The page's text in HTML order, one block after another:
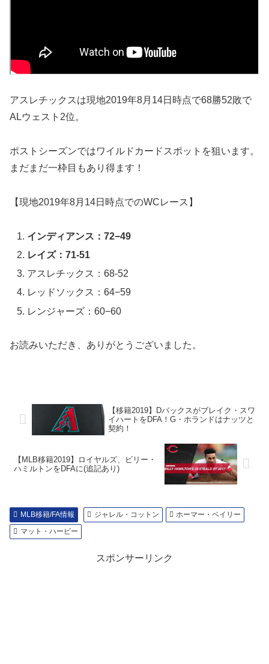
アスレチックスは現地2019年8月14日時点で68勝52敗で
ALウェスト2位。
ポストシーズンではワイルドカードスポットを狙います。
まだまだ一枠目もあり得ます！
【現地2019年8月14日時点でのWCレース】
インディアンス：72−49
レイズ：71-51
アスレチックス：68-52
レッドソックス：64−59
レンジャーズ：60−60
お読みいただき、ありがとうございました。
【移籍2019】Dバックスがブレイク・スワ
イハートをDFA！G・ホランドはナッツと
契約！
【MLB移籍2019】ロイヤルズ、ビリー・
ハミルトンをDFAに(追記あり)
MLB移籍/FA情報 ジャレル・コットン
ホーマー・ベイリー
マット・ハービー
スポンサーリンク